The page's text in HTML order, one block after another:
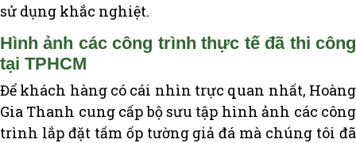
sử dụng khắc nghiệt.
Hình ảnh các công trình thực tế đã thi công
tại TPHCM
Để khách hàng có cái nhìn trực quan nhất, Hoàng
Gia Thanh cung cấp bộ sưu tập hình ảnh các công
trình lắp đặt tấm ốp tường giả đá mà chúng tôi đã